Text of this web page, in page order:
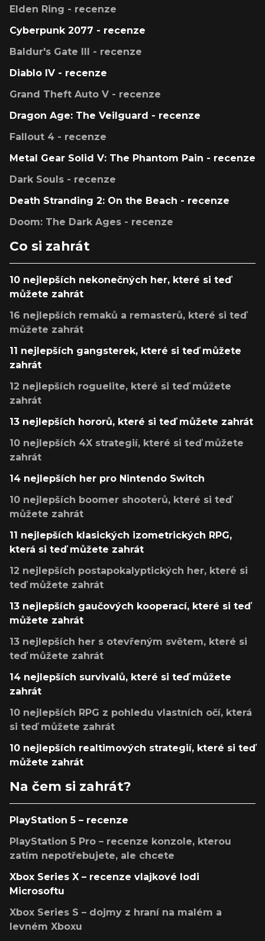
Elden Ring - recenze
Cyberpunk 2077 - recenze
Baldur's Gate III - recenze
Diablo IV - recenze
Grand Theft Auto V - recenze
Dragon Age: The Veilguard - recenze
Fallout 4 - recenze
Metal Gear Solid V: The Phantom Pain - recenze
Dark Souls - recenze
Death Stranding 2: On the Beach - recenze
Doom: The Dark Ages - recenze
Co si zahrát
10 nejlepších nekonečných her, které si teď
můžete zahrát
16 nejlepších remaků a remasterů, které si teď
můžete zahrát
11 nejlepších gangsterek, které si teď můžete
zahrát
12 nejlepších roguelite, které si teď můžete
zahrát
13 nejlepších hororů, které si teď můžete zahrát
10 nejlepších 4X strategií, které si teď můžete
zahrát
14 nejlepších her pro Nintendo Switch
10 nejlepších boomer shooterů, které si teď
můžete zahrát
11 nejlepších klasických izometrických RPG,
která si teď můžete zahrát
12 nejlepších postapokalyptických her, které si
teď můžete zahrát
13 nejlepších gaučových kooperací, které si teď
můžete zahrát
13 nejlepších her s otevřeným světem, které si
teď můžete zahrát
14 nejlepších survivalů, které si teď můžete
zahrát
10 nejlepších RPG z pohledu vlastních očí, která
si teď můžete zahrát
10 nejlepších realtimových strategií, které si teď
můžete zahrát
Na čem si zahrát?
PlayStation 5 – recenze
PlayStation 5 Pro – recenze konzole, kterou
zatím nepotřebujete, ale chcete
Xbox Series X – recenze vlajkové lodi
Microsoftu
Xbox Series S – dojmy z hraní na malém a
levném Xboxu